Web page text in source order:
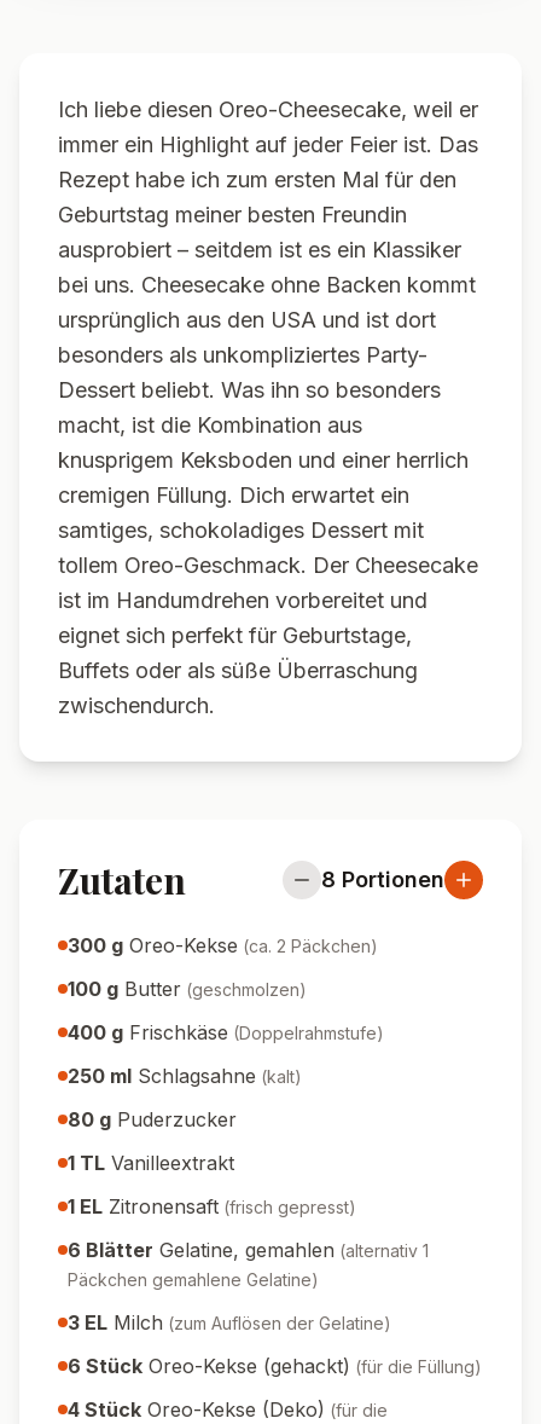
Ich liebe diesen Oreo-Cheesecake, weil er
immer ein Highlight auf jeder Feier ist. Das
Rezept habe ich zum ersten Mal für den
Geburtstag meiner besten Freundin
ausprobiert – seitdem ist es ein Klassiker
bei uns. Cheesecake ohne Backen kommt
ursprünglich aus den USA und ist dort
besonders als unkompliziertes Party-
Dessert beliebt. Was ihn so besonders
macht, ist die Kombination aus
knusprigem Keksboden und einer herrlich
cremigen Füllung. Dich erwartet ein
samtiges, schokoladiges Dessert mit
tollem Oreo-Geschmack. Der Cheesecake
ist im Handumdrehen vorbereitet und
eignet sich perfekt für Geburtstage,
Buffets oder als süße Überraschung
zwischendurch.
Zutaten 8 Portionen
300 g Oreo-Kekse (ca. 2 Päckchen)
100 g Butter (geschmolzen)
400 g Frischkäse (Doppelrahmstufe)
250 ml Schlagsahne (kalt)
80 g Puderzucker
1 TL Vanilleextrakt
1 EL Zitronensaft (frisch gepresst)
6 Blätter Gelatine, gemahlen (alternativ 1
Päckchen gemahlene Gelatine)
3 EL Milch (zum Auflösen der Gelatine)
6 Stück Oreo-Kekse (gehackt) (für die Füllung)
4 Stück Oreo-Kekse (Deko) (für die